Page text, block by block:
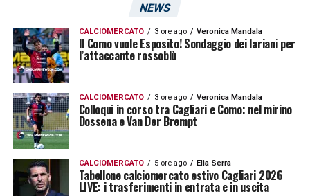
Visualizza questo post su Instagram
NEWS
CALCIOMERCATO 3 ore ago Veronica Mandala
Il Como vuole Esposito! Sondaggio dei lariani per
l’attaccante rossoblù
CALCIOMERCATO 3 ore ago Veronica Mandala
Colloqui in corso tra Cagliari e Como: nel mirino
Dossena e Van Der Brempt
CALCIOMERCATO 5 ore ago Elia Serra
Tabellone calciomercato estivo Cagliari 2026
LIVE: i trasferimenti in entrata e in uscita